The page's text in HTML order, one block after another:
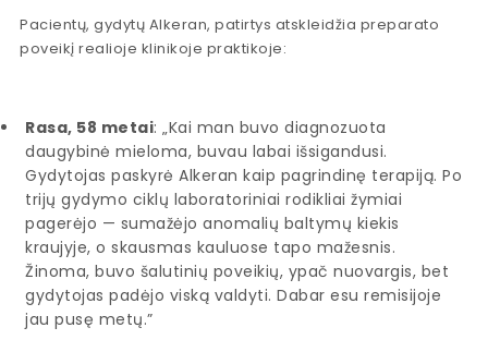
Pacientų, gydytų Alkeran, patirtys atskleidžia preparato
poveikį realioje klinikoje praktikoje:
Rasa, 58 metai: „Kai man buvo diagnozuota
daugybinė mieloma, buvau labai išsigandusi.
Gydytojas paskyrė Alkeran kaip pagrindinę terapiją. Po
trijų gydymo ciklų laboratoriniai rodikliai žymiai
pagerėjo — sumažėjo anomalių baltymų kiekis
kraujyje, o skausmas kauluose tapo mažesnis.
Žinoma, buvo šalutinių poveikių, ypač nuovargis, bet
gydytojas padėjo viską valdyti. Dabar esu remisijoje
jau pusę metų.”